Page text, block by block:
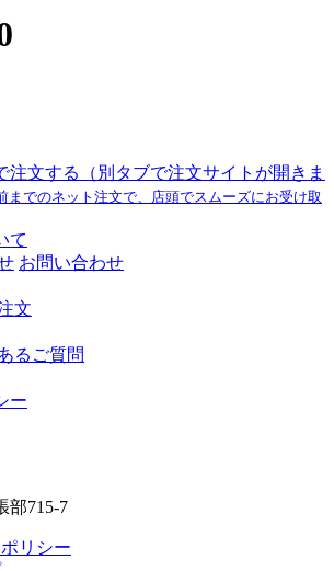
注文する
（別タブで注文サイトが開きま
までのネット注文で、店頭でスムーズにお受け取
て
お問い合わせ
文
るご質問
ー
部715-7
リシー